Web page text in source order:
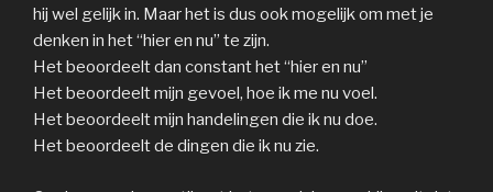
hij wel gelijk in. Maar het is dus ook mogelijk om met je
denken in het “hier en nu” te zijn.
Het beoordeelt dan constant het “hier en nu”
Het beoordeelt mijn gevoel, hoe ik me nu voel.
Het beoordeelt mijn handelingen die ik nu doe.
Het beoordeelt de dingen die ik nu zie.